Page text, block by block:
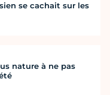
se cachait sur les
nature à ne pas